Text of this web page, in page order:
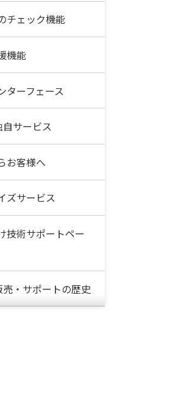
チェック機能
機能
ターフェース
自サービス
お客様へ
ズサービス
技術サポートペー
売・サポートの歴史